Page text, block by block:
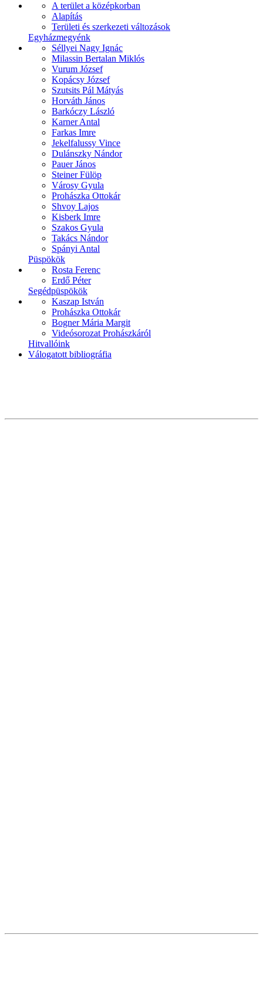
A terület a középkorban
Alapítás
Területi és szerkezeti változások
Egyházmegyénk
Séllyei Nagy Ignác
Milassin Bertalan Miklós
Vurum József
Kopácsy József
Szutsits Pál Mátyás
Horváth János
Barkóczy László
Karner Antal
Farkas Imre
Jekelfalussy Vince
Dulánszky Nándor
Pauer János
Steiner Fülöp
Városy Gyula
Prohászka Ottokár
Shvoy Lajos
Kisberk Imre
Szakos Gyula
Takács Nándor
Spányi Antal
Püspökök
Rosta Ferenc
Erdő Péter
Segédpüspökök
Kaszap István
Prohászka Ottokár
Bogner Mária Margit
Videósorozat Prohászkáról
Hitvallóink
Válogatott bibliográfia